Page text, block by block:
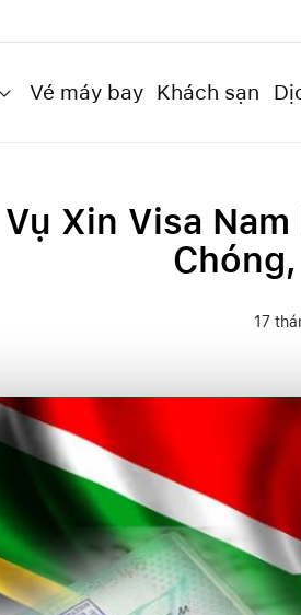
Vé máy bay Khách sạn
Xin Visa
17